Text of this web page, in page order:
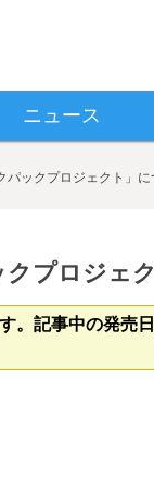
ニュース
パックプロジェクト」に
クプロジェ
。記事中の発売